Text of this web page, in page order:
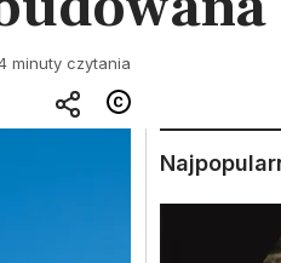
minuty czytania